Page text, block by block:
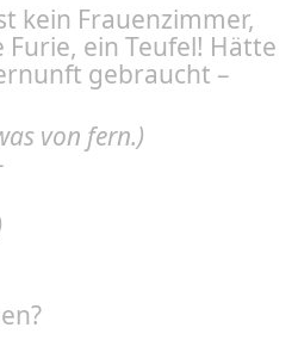
kein Frauenzimmer,
Furie, ein Teufel! Hätte
gebraucht –
von fern.)